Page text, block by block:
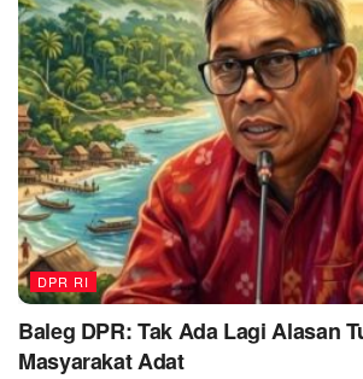
DPR RI
Baleg DPR: Tak Ada Lagi Alasan
Masyarakat Adat